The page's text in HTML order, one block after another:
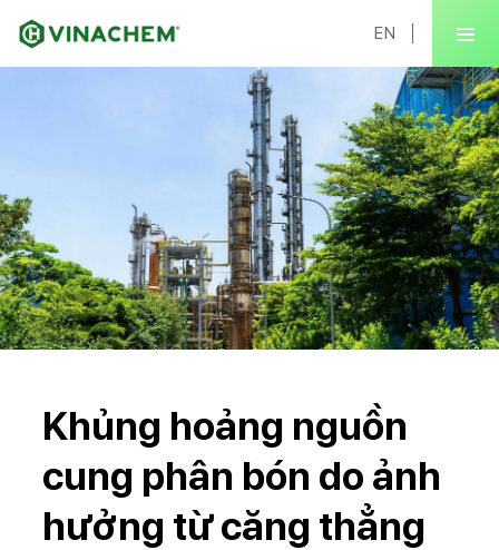
EN
Khủng hoảng nguồn
cung phân bón do ảnh
hưởng từ căng thẳng